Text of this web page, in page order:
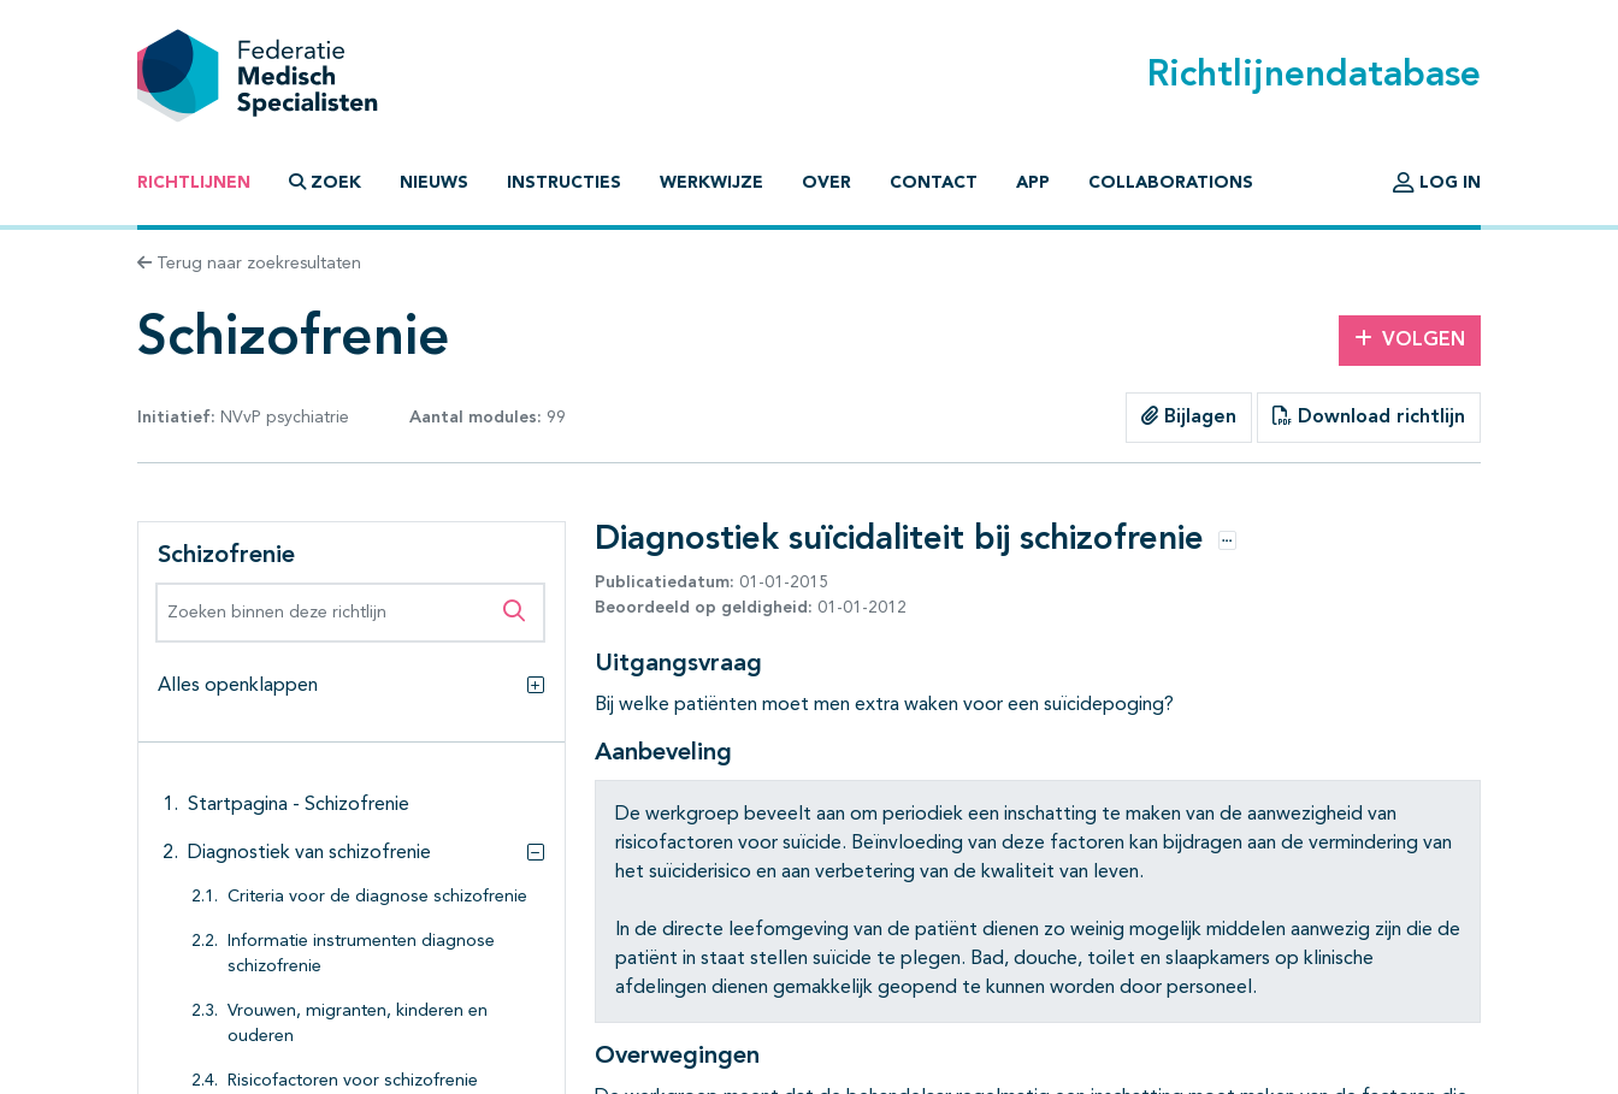
Richtlijnendatabase
RICHTLIJNEN ZOEK NIEUWS INSTRUCTIES WERKWIJZE OVER CONTACT APP COLLABORATIONS LOG IN
Terug naar zoekresultaten
Schizofrenie VOLGEN
Initiatief: NVvP psychiatrie Aantal modules: 99 Bijlagen Download richtlijn
Schizofrenie
Zoeken binnen deze richtlijn
Alles openklappen
Alles openklappen
Startpagina - Schizofrenie
Diagnostiek van schizofrenie
Subpagina's open- en dichtklappen
Criteria voor de diagnose schizofrenie
Informatie instrumenten diagnose
schizofrenie
Vrouwen, migranten, kinderen en
ouderen
Risicofactoren voor schizofrenie
Diagnostiek suïcidaliteit bij schizofrenie Opties
Publicatiedatum: 01-01-2015
Beoordeeld op geldigheid: 01-01-2012
Uitgangsvraag
Bij welke patiënten moet men extra waken voor een suïcidepoging?
Aanbeveling
De werkgroep beveelt aan om periodiek een inschatting te maken van de aanwezigheid van
risicofactoren voor suïcide. Beïnvloeding van deze factoren kan bijdragen aan de vermindering van
het suïciderisico en aan verbetering van de kwaliteit van leven.
In de directe leefomgeving van de patiënt dienen zo weinig mogelijk middelen aanwezig zijn die de
patiënt in staat stellen suïcide te plegen. Bad, douche, toilet en slaapkamers op klinische
afdelingen dienen gemakkelijk geopend te kunnen worden door personeel.
Overwegingen